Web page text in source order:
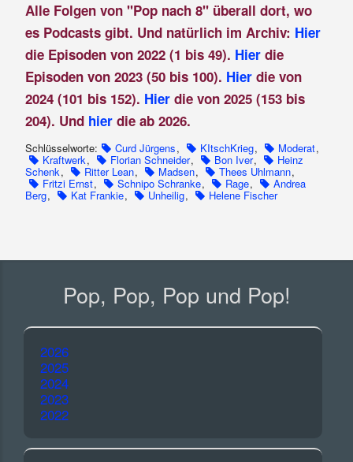
Alle Folgen von "Pop nach 8" überall dort, wo
es Podcasts gibt. Und natürlich im Archiv: Hier
die Episoden von 2022 (1 bis 49). Hierdie
Episoden von 2023 (50 bis 100). Hier die von
2024 (101 bis 152). Hier die von 2025 (153 bis
204). Und hier die ab 2026.
Schlüsselworte: Curd Jürgens, KItschKrieg, Moderat,
Kraftwerk, Florian Schneider, Bon Iver, Heinz
Schenk, Ritter Lean, Madsen, Thees Uhlmann,
Fritzi Ernst, Schnipo Schranke, Rage, Andrea
Berg, Kat Frankie, Unheilig, Helene Fischer
Pop, Pop, Pop und Pop!
2026
2025
2024
2023
2022